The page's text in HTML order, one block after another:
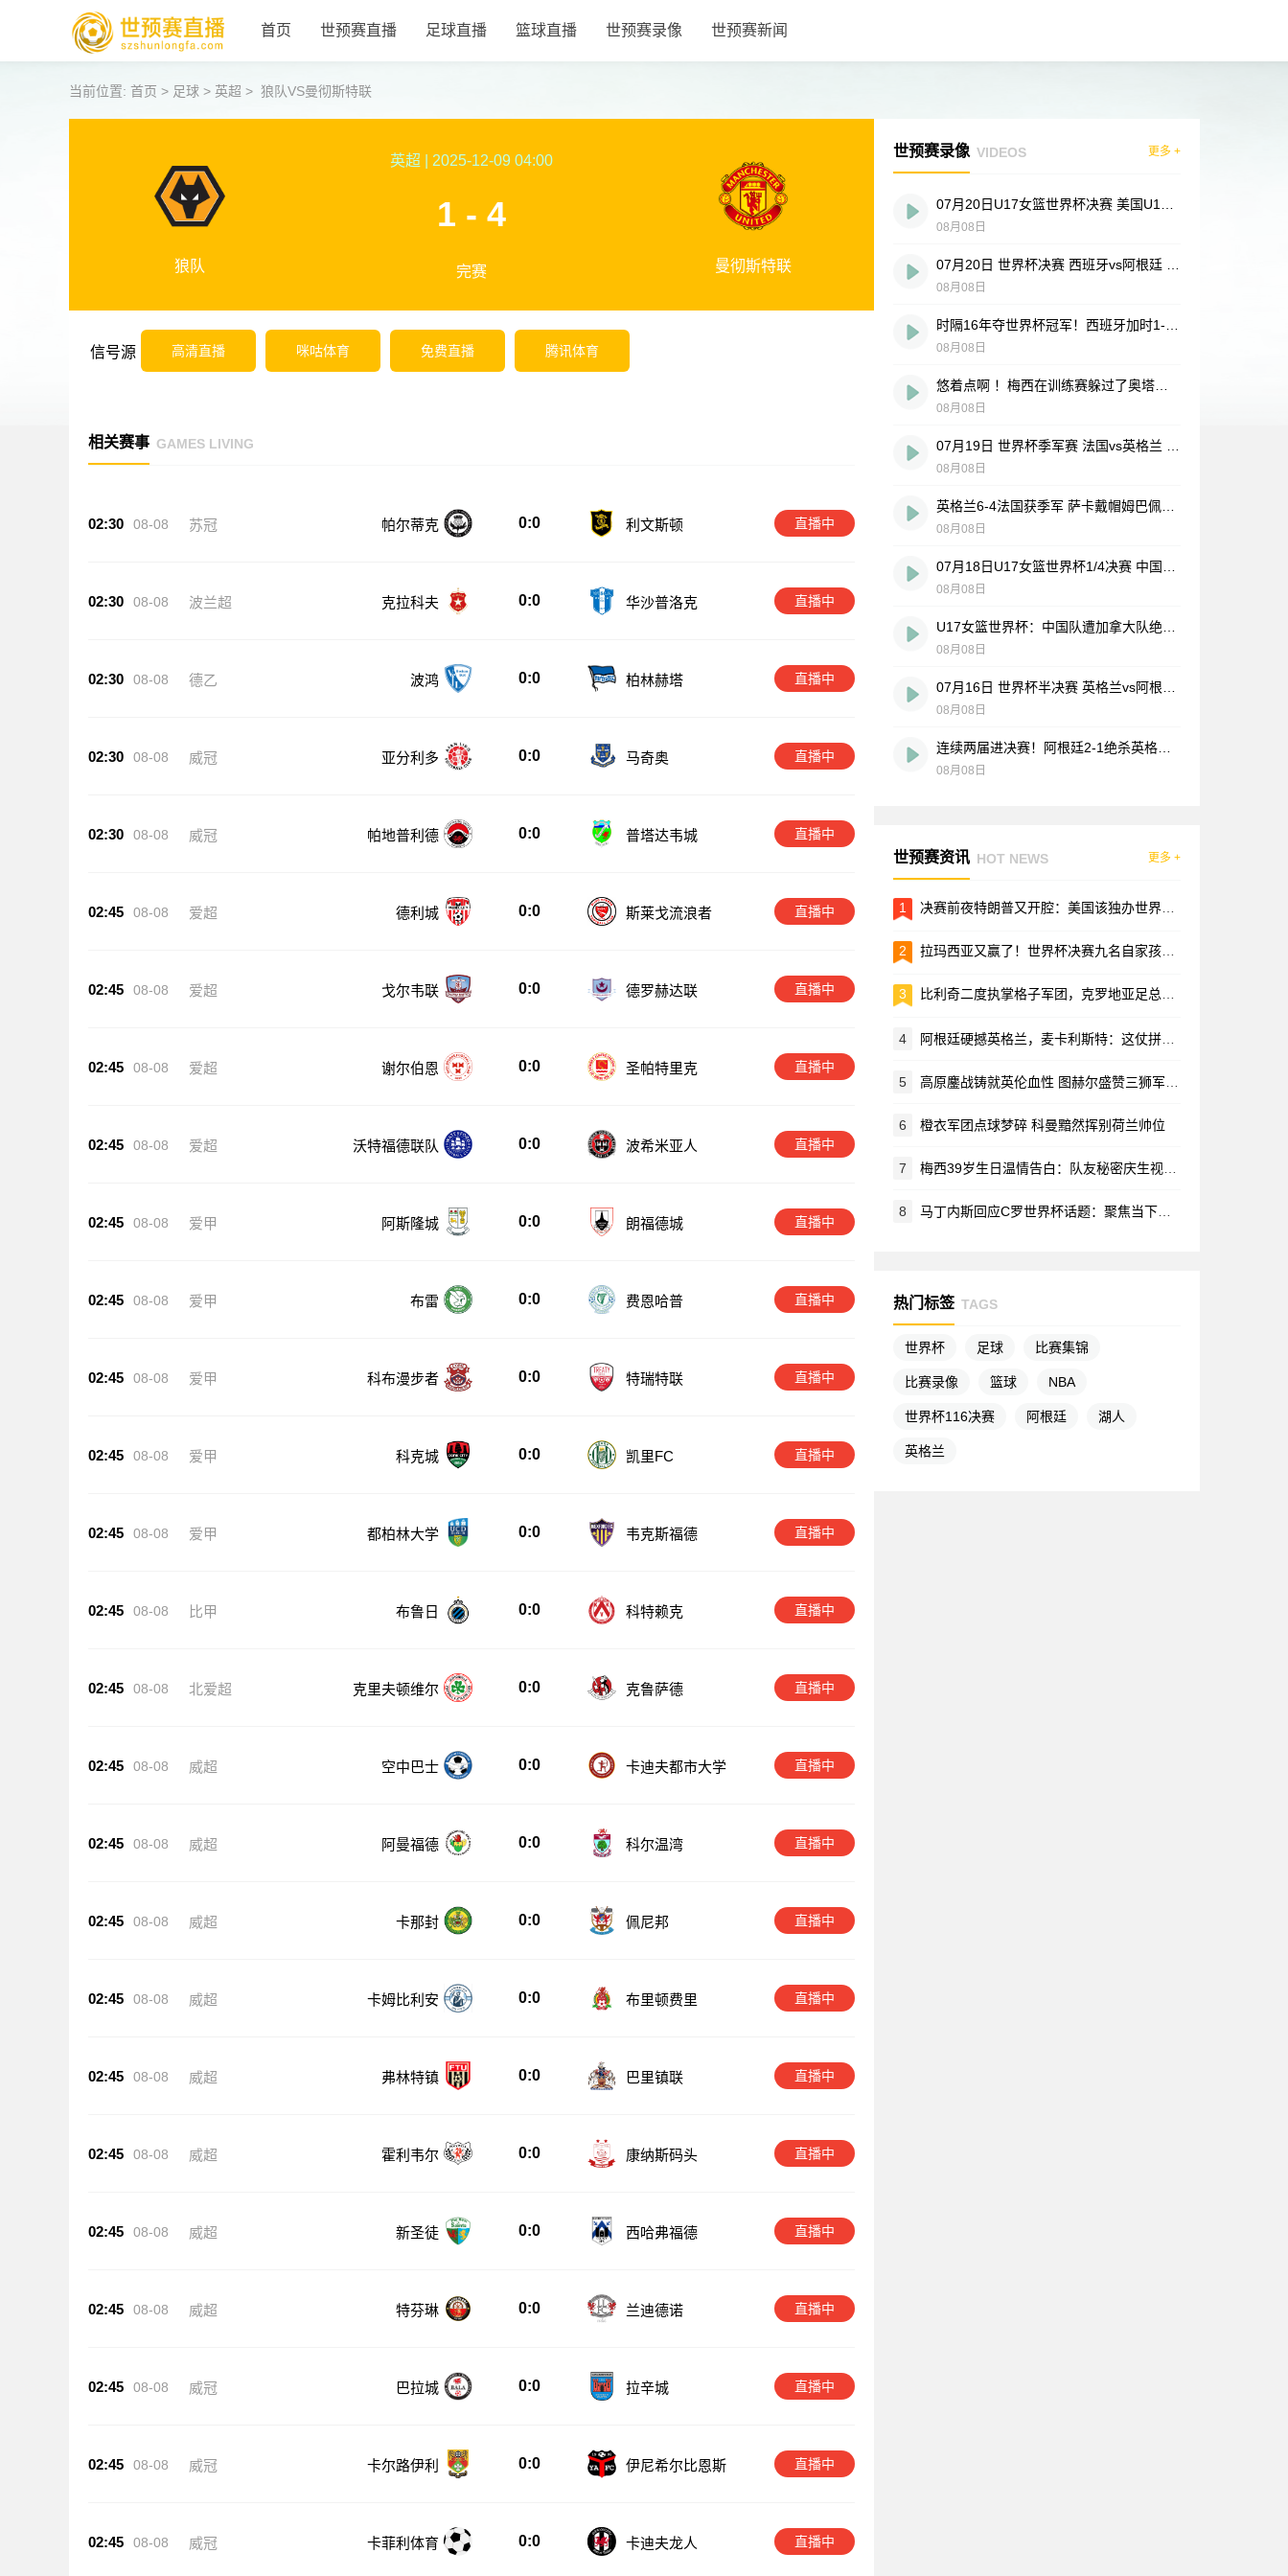
首页 世预赛直播 足球直播 篮球直播 世预赛录像 世预赛新闻
当前位置: 首页 > 足球 > 英超 > 狼队VS曼彻斯特联
狼队
英超 2025-12-09 04:00
1 - 4
完赛 曼彻斯特联
信号源 高清直播 咪咕体育 免费直播 腾讯体育
相关赛事 GAMES LIVING
02:30 08-08 苏冠 帕尔蒂克 0:0 利文斯顿 直播中
02:30 08-08 波兰超 克拉科夫 0:0 华沙普洛克 直播中
02:30 08-08 德乙 波鸿 0:0 柏林赫塔 直播中
02:30 08-08 威冠 亚分利多 0:0 马奇奥 直播中
02:30 08-08 威冠 帕地普利德 0:0 普塔达韦城 直播中
02:45 08-08 爱超 德利城 0:0 斯莱戈流浪者 直播中
02:45 08-08 爱超 戈尔韦联 0:0 德罗赫达联 直播中
02:45 08-08 爱超 谢尔伯恩 0:0 圣帕特里克 直播中
02:45 08-08 爱超 沃特福德联队 0:0 波希米亚人 直播中
02:45 08-08 爱甲 阿斯隆城 0:0 朗福德城 直播中
02:45 08-08 爱甲 布雷 0:0 费恩哈普 直播中
02:45 08-08 爱甲 科布漫步者 0:0 特瑞特联 直播中
02:45 08-08 爱甲 科克城 0:0 凯里FC 直播中
02:45 08-08 爱甲 都柏林大学 0:0 韦克斯福德 直播中
02:45 08-08 比甲 布鲁日 0:0 科特赖克 直播中
02:45 08-08 北爱超 克里夫顿维尔 0:0 克鲁萨德 直播中
02:45 08-08 威超 空中巴士 0:0 卡迪夫都市大学 直播中
02:45 08-08 威超 阿曼福德 0:0 科尔温湾 直播中
02:45 08-08 威超 卡那封 0:0 佩尼邦 直播中
02:45 08-08 威超 卡姆比利安 0:0 布里顿费里 直播中
02:45 08-08 威超 弗林特镇 0:0 巴里镇联 直播中
02:45 08-08 威超 霍利韦尔 0:0 康纳斯码头 直播中
02:45 08-08 威超 新圣徒 0:0 西哈弗福德 直播中
02:45 08-08 威超 特芬琳 0:0 兰迪德诺 直播中
02:45 08-08 威冠 巴拉城 0:0 拉辛城 直播中
02:45 08-08 威冠 卡尔路伊利 0:0 伊尼希尔比恩斯 直播中
02:45 08-08 威冠 卡菲利体育 0:0 卡迪夫龙人 直播中
世预赛录像 VIDEOS 更多 +
08月08日
08月08日
08月08日
08月08日
08月08日
08月08日
08月08日
08月08日
08月08日
08月08日
世预赛资讯 HOT NEWS 更多 +
1 决赛前夜特朗普又开腔：美国该独办世界杯，顺便调侃英格兰“不懂球”
2 拉玛西亚又赢了！世界杯决赛九名自家孩子，追平2010年纪录
3 比利奇二度执掌格子军团，克罗地亚足总押宝老熟人
4 阿根廷硬撼英格兰，麦卡利斯特：这仗拼的不只是身体，更是脑子
5 高原鏖战铸就英伦血性 图赫尔盛赞三狮军团绝境突围
6 橙衣军团点球梦碎 科曼黯然挥别荷兰帅位
7 梅西39岁生日温情告白：队友秘密庆生视频曝光，坦言"有你们在就能战胜一切"
8 马丁内斯回应C罗世界杯话题：聚焦当下比赛才是关键
热门标签 TAGS
世界杯 足球 比赛集锦
比赛录像 篮球 NBA
世界杯116决赛 阿根廷 湖人
英格兰